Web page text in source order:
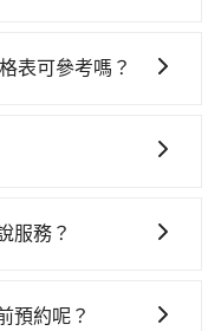
遺留的垃圾或者撞
時卻偏偏找不到停
停靠的地點與你的
上網預約，以免當
約一輛tripool的九人
車前一晚八點透過
點前仍會收單，最
的幼童無法正常綁
4歲以上的增高墊，
舒適習慣。
表可參考嗎？
送到算時間的計時
去來回電話確認。
、休旅車、或九人
建議可以直接上旅
服務？
件
預約呢？